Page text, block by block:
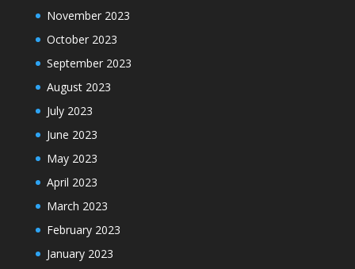
November 2023
October 2023
September 2023
August 2023
July 2023
June 2023
May 2023
April 2023
March 2023
February 2023
January 2023